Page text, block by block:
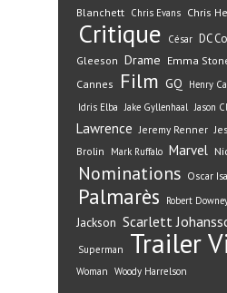
Blanchett Chris Evans Chris
Critique César DC
Gleeson Drame Emma
Cannes
Film GQ Henry
Idris Elba Jake Gyllenhaal Jason
Lawrence Jeremy Renner
Brolin
Mark Ruffalo Marvel
Nominations Oscar
Palmarès Robert
Jackson Scarlett
Superman Trailer
Woman Woody Harrelson